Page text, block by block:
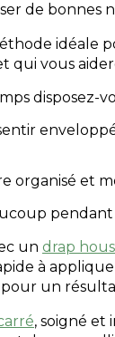
de bonnes
idéale
qui vous
disposez-
organisé et
pendant
un drap
à
un
, soigné et